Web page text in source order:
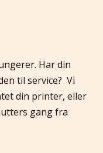
Har din
til service? Vi
din printer, eller
gang fra